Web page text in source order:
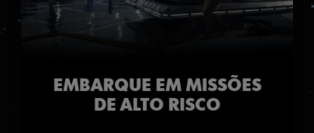
EMBARQUE EM MISSÕES
DE ALTO RISCO